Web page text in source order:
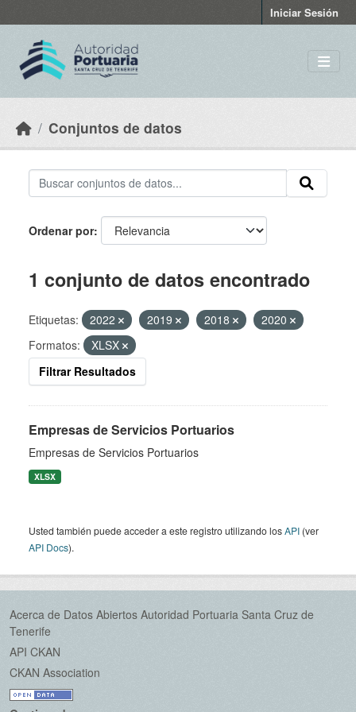
Iniciar Sesión
Conjuntos de datos
Ordenar por
1 conjunto de datos encontrado
Etiquetas: 2022 2019 2018
2020
Formatos:
XLSX
Filtrar Resultados
Empresas de Servicios Portuarios
Empresas de Servicios Portuarios
XLSX
Usted también puede acceder a este registro utilizando losAPI (ver
API Docs).
Acerca de Datos Abiertos Autoridad Portuaria Santa Cruz de
Tenerife
API CKAN
CKAN Association